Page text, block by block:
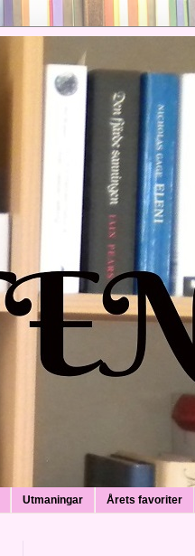
Utmaningar Årets favoriter